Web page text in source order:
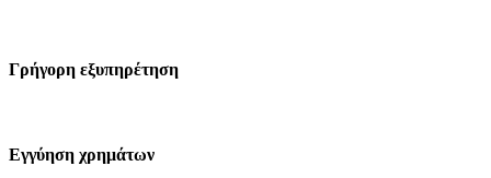
Γρήγορη εξυπηρέτηση
Εγγύηση χρημάτων